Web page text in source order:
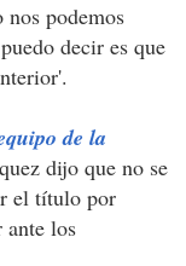
podemos
decir es que
de la
dijo que no se
el título por
ante los